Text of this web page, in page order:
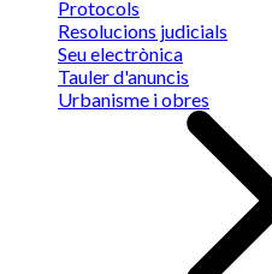
Protocols
Resolucions judicials
Seu electrònica
Tauler d'anuncis
Urbanisme i obres